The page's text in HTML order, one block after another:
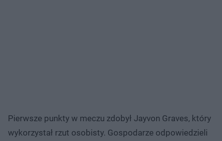
Pierwsze punkty w meczu zdobył Jayvon Graves, który
wykorzystał rzut osobisty. Gospodarze odpowiedzieli